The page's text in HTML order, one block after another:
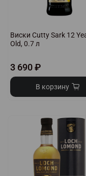
Виски Cutty Sark 12
Old, 0.7 л
3 690 ₽
В корзину